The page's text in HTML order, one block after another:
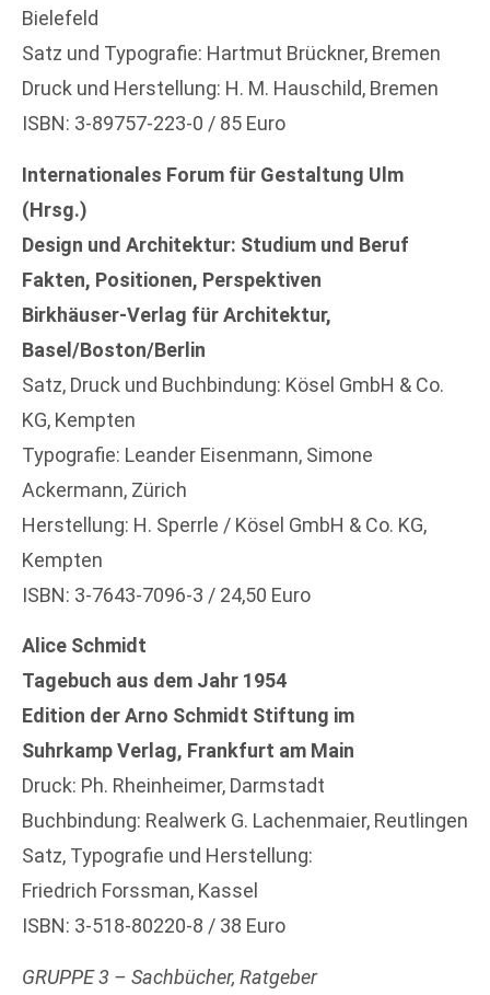
Bielefeld
Satz und Typografie: Hartmut Brückner, Bremen
Druck und Herstellung: H. M. Hauschild, Bremen
ISBN: 3-89757-223-0 / 85 Euro
Internationales Forum für Gestaltung Ulm
(Hrsg.)
Design und Architektur: Studium und Beruf
Fakten, Positionen, Perspektiven
Birkhäuser-Verlag für Architektur,
Basel/Boston/Berlin
Satz, Druck und Buchbindung: Kösel GmbH & Co.
KG, Kempten
Typografie: Leander Eisenmann, Simone
Ackermann, Zürich
Herstellung: H. Sperrle / Kösel GmbH & Co. KG,
Kempten
ISBN: 3-7643-7096-3 / 24,50 Euro
Alice Schmidt
Tagebuch aus dem Jahr 1954
Edition der Arno Schmidt Stiftung im
Suhrkamp Verlag, Frankfurt am Main
Druck: Ph. Rheinheimer, Darmstadt
Buchbindung: Realwerk G. Lachenmaier, Reutlingen
Satz, Typografie und Herstellung:
Friedrich Forssman, Kassel
ISBN: 3-518-80220-8 / 38 Euro
GRUPPE 3 – Sachbücher, Ratgeber